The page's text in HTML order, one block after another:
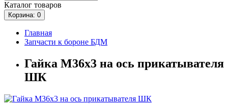
Каталог товаров
Корзина: 0
Главная
Запчасти к бороне БДМ
Гайка М36х3 на ось прикатывателя
ШК